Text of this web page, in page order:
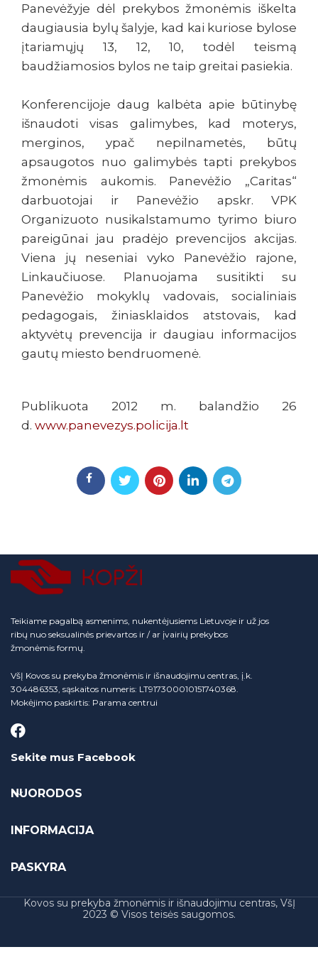
Panevėžyje dėl prekybos žmonėmis iškelta
daugiausia bylų šalyje, kad kai kuriose bylose
įtariamųjų 13, 12, 10, todėl teismą
baudžiamosios bylos ne taip greitai pasiekia.
Konferencijoje daug kalbėta apie būtinybę
išnaudoti visas galimybes, kad moterys,
merginos, ypač nepilnametės, būtų
apsaugotos nuo galimybės tapti prekybos
žmonėmis aukomis. Panevėžio „Caritas“
darbuotojai ir Panevėžio apskr. VPK
Organizuoto nusikalstamumo tyrimo biuro
pareigūnai jau pradėjo prevencijos akcijas.
Viena jų neseniai vyko Panevėžio rajone,
Linkaučiuose. Planuojama susitikti su
Panevėžio mokyklų vadovais, socialiniais
pedagogais, žiniasklaidos atstovais, kad
aktyvėtų prevencija ir daugiau informacijos
gautų miesto bendruomenė.
Publikuota 2012 m. balandžio 26
d. www.panevezys.policija.lt
Teikiame pagalbą asmenims, nukentėjusiems Lietuvoje ir už jos
ribų nuo seksualinės prievartos ir / ar įvairių prekybos
žmonėmis formų.
VšĮ Kovos su prekyba žmonėmis ir išnaudojimu centras, į.k.
304486353, sąskaitos numeris: LT917300010151740368.
Mokėjimo paskirtis: Parama centrui
Sekite mus Facebook
NUORODOS
INFORMACIJA
PASKYRA
Kovos su prekyba žmonėmis ir išnaudojimu centras, VšĮ
2023 © Visos teisės saugomos.